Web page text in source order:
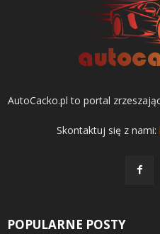
AutoCacko.pl to portal
Skontaktuj się z nami:
POPULARNE POSTY